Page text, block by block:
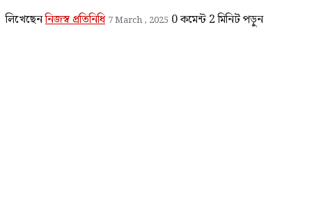
লিখেছেননিজস্ব প্রতিনিধি 7 March , 2025 0 কমেন্ট 2 মিনিট পড়ুন